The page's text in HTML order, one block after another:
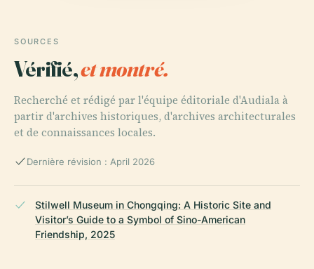
SOURCES
Vérifié,et montré.
Recherché et rédigé par l'équipe éditoriale d'Audiala à
partir d'archives historiques, d'archives architecturales
et de connaissances locales.
Dernière révision : April 2026
Stilwell Museum in Chongqing: A Historic Site and
Visitor’s Guide to a Symbol of Sino-American
Friendship, 2025